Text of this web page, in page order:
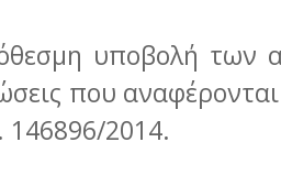
υποβολή των
που
146896/2014.